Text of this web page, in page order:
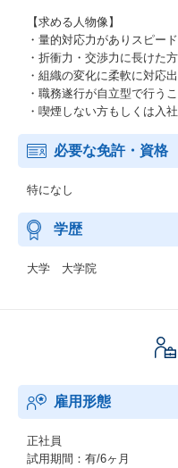
【求める人物像】
・量的対応力がありスピー
・折衝力・交渉力に長けた方
・組織の変化に柔軟に対応出
・職務遂行が自立型で行う
・喫煙しない方もしくは入
必要な免許・資格
特になし
学歴
大学 大学院
雇用形態
正社員
試用期間：有/6ヶ月